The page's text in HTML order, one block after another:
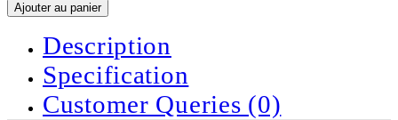
Ajouter au panier
Description
Specification
Customer Queries (0)